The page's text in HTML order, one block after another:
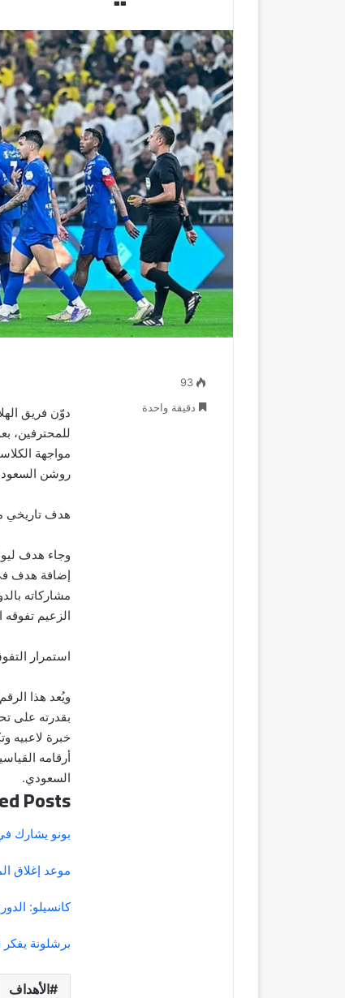
دوّن فريق
للمحترفين،
مواجهة
روشن
هدف تاريخي
وجاء هدف
الزعيم
استمرار
ويُعد هذا
بقدرته على
خبرة لاعبيه
أرقامه
السعودي.
Posts
بونو يشارك
موعد إغلاق
كانسيلو:
برشلونة
الأهداف
93
دقيقة واحدة